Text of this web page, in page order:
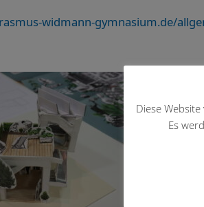
widmann-gymnasium.de/
Diese
Es